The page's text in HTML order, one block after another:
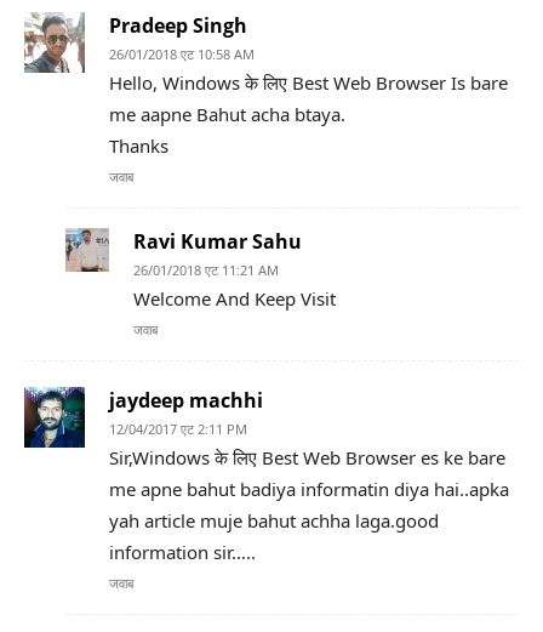
Pradeep Singh
26/01/2018 एट 10:58 AM
Hello, Windows के लिए Best Web Browser Is bare
me aapne Bahut acha btaya.
Thanks
जवाब
Ravi Kumar Sahu
26/01/2018 एट 11:21 AM
Welcome And Keep Visit
जवाब
jaydeep machhi
12/04/2017 एट 2:11 PM
Sir,Windows के लिए Best Web Browser es ke bare
me apne bahut badiya informatin diya hai..apka
yah article muje bahut achha laga.good
information sir…..
जवाब